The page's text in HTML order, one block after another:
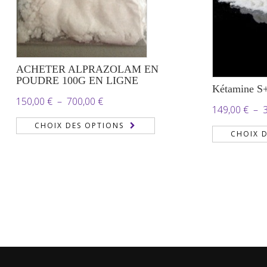
ACHETER ALPRAZOLAM EN
POUDRE 100G EN LIGNE
150,00 € – 700,00 €Plage
de
prix :
CHOIX DES OPTIONS
Kétamine
149,00 € –
CHOIX